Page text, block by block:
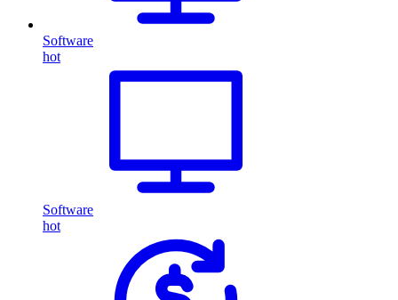
Software
hot
Software
hot